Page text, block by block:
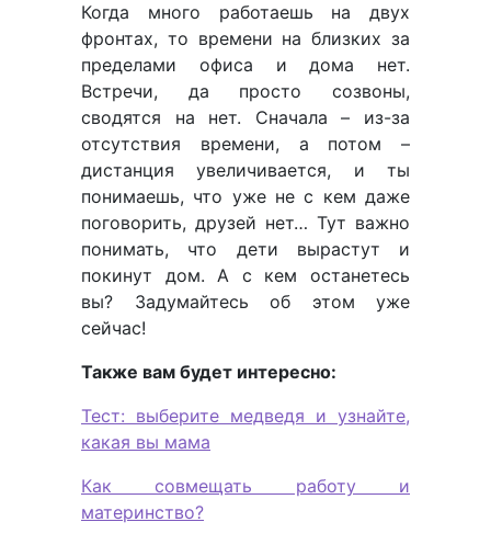
Когда много работаешь на двух
фронтах, то времени на близких за
пределами офиса и дома нет.
Встречи, да просто созвоны,
сводятся на нет. Сначала – из-за
отсутствия времени, а потом –
дистанция увеличивается, и ты
понимаешь, что уже не с кем даже
поговорить, друзей нет… Тут важно
понимать, что дети вырастут и
покинут дом. А с кем останетесь
вы? Задумайтесь об этом уже
сейчас!
Также вам будет интересно:
Тест: выберите медведя и узнайте,
какая вы мама
Как совмещать работу и
материнство?